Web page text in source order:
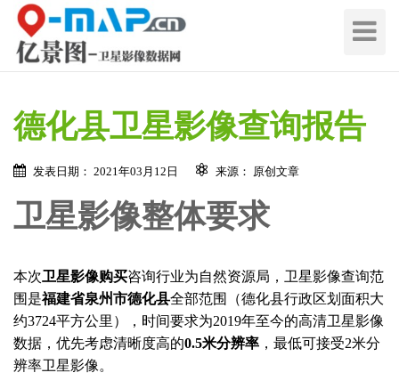
切
导
德化县卫星影像查询报告
发表日期： 2021年03月12日 来源： 原创文章
卫星影像整体要求
本次卫星影像购买咨询行业为自然资源局，卫星影像查询范
围是福建省泉州市德化县全部范围（德化县行政区划面积大
约3724平方公里），时间要求为2019年至今的高清卫星影像
数据，优先考虑清晰度高的0.5米分辨率 ，最低可接受2米分
辨率卫星影像。